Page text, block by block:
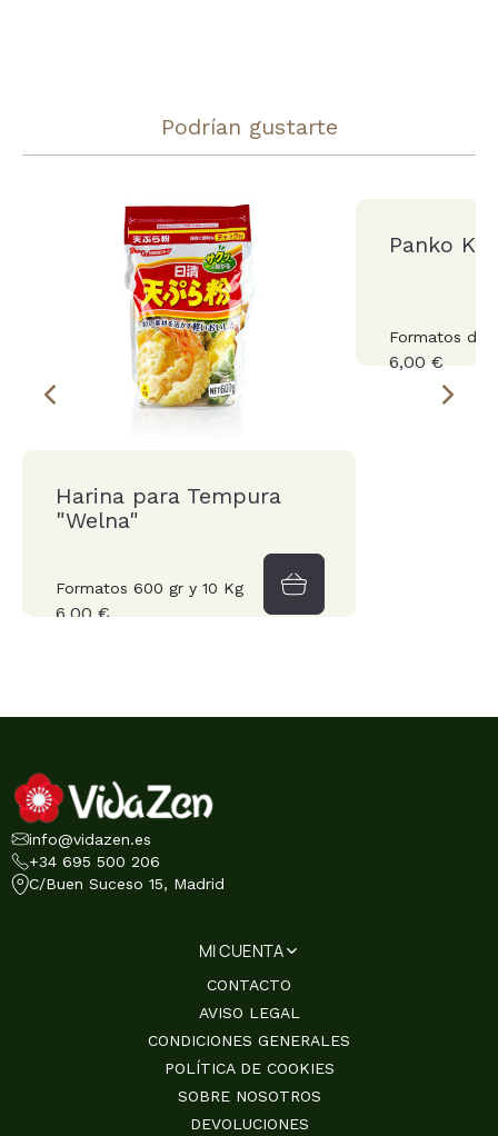
Podrían gustarte
Harina para Tempura
"Welna"
Formatos 600 gr y 10 Kg
6,00 €
Panko
Formatos de
6,00 €
info@vidazen.es
+34 695 500 206
C/Buen Suceso 15, Madrid
MI CUENTA
CONTACTO
AVISO LEGAL
CONDICIONES GENERALES
POLÍTICA DE COOKIES
SOBRE NOSOTROS
DEVOLUCIONES